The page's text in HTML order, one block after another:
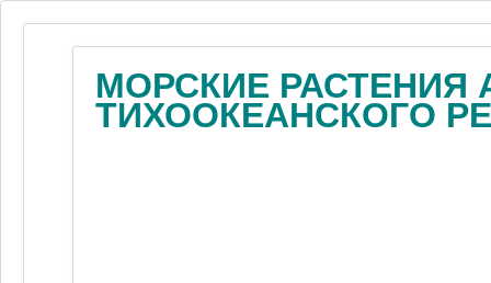
МОРСКИЕ РАСТЕНИЯ
ТИХООКЕАНСКОГО